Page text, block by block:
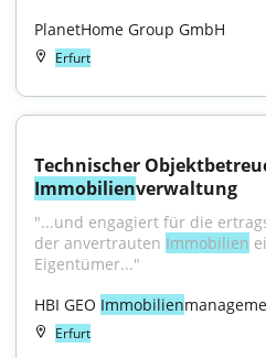
PlanetHome Group GmbH
Erfurt
Immobilienverwaltung
"...und engagiert für die
der anvertrauten Immobilien
Eigentümer..."
HBI GEO Immobilien
Erfurt